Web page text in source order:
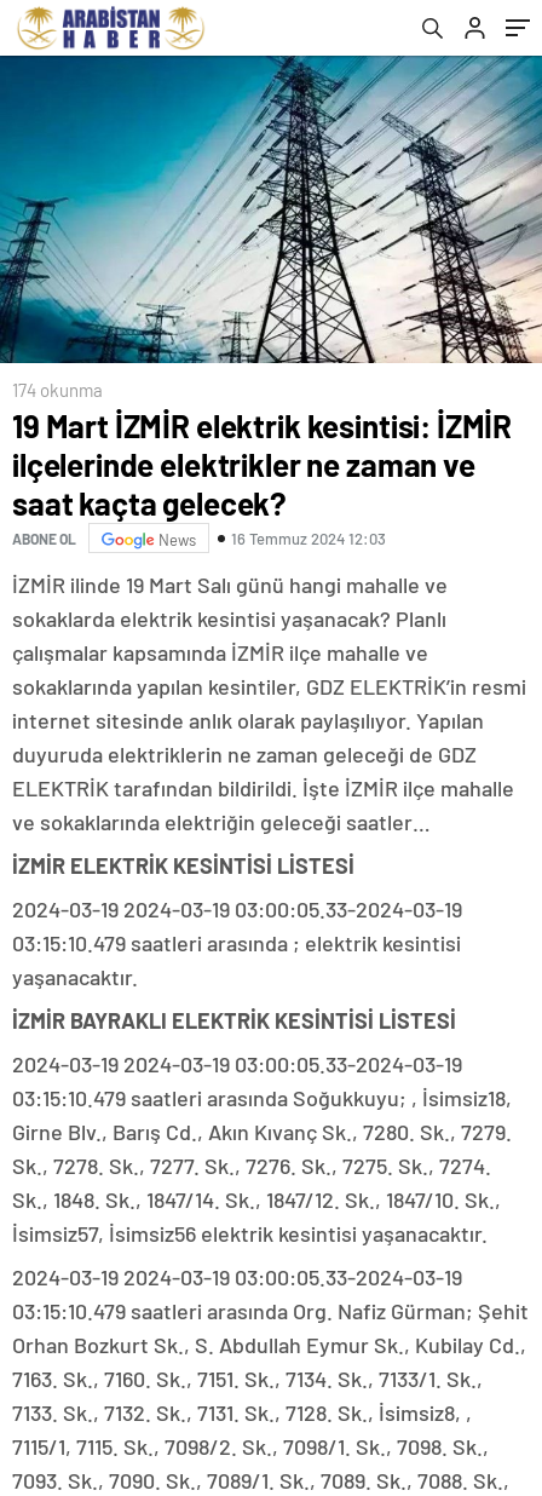
kaçta gelecek?
174 okunma
19 Mart İZMİR elektrik kesintisi: İZMİR
ilçelerinde elektrikler ne zaman ve
saat kaçta gelecek?
ABONE OL News 16 Temmuz 2024 12:03
İZMİR ilinde 19 Mart Salı günü hangi mahalle ve
sokaklarda elektrik kesintisi yaşanacak? Planlı
çalışmalar kapsamında İZMİR ilçe mahalle ve
sokaklarında yapılan kesintiler, GDZ ELEKTRİK’in resmi
internet sitesinde anlık olarak paylaşılıyor. Yapılan
duyuruda elektriklerin ne zaman geleceği de GDZ
ELEKTRİK tarafından bildirildi. İşte İZMİR ilçe mahalle
ve sokaklarında elektriğin geleceği saatler…
İZMİR ELEKTRİK KESİNTİSİ LİSTESİ
2024-03-19 2024-03-19 03:00:05.33-2024-03-19
03:15:10.479 saatleri arasında ; elektrik kesintisi
yaşanacaktır.
İZMİR BAYRAKLI ELEKTRİK KESİNTİSİ LİSTESİ
2024-03-19 2024-03-19 03:00:05.33-2024-03-19
03:15:10.479 saatleri arasında Soğukkuyu; , İsimsiz18,
Girne Blv., Barış Cd., Akın Kıvanç Sk., 7280. Sk., 7279.
Sk., 7278. Sk., 7277. Sk., 7276. Sk., 7275. Sk., 7274.
Sk., 1848. Sk., 1847/14. Sk., 1847/12. Sk., 1847/10. Sk.,
İsimsiz57, İsimsiz56 elektrik kesintisi yaşanacaktır.
2024-03-19 2024-03-19 03:00:05.33-2024-03-19
03:15:10.479 saatleri arasında Org. Nafiz Gürman; Şehit
Orhan Bozkurt Sk., S. Abdullah Eymur Sk., Kubilay Cd.,
7163. Sk., 7160. Sk., 7151. Sk., 7134. Sk., 7133/1. Sk.,
7133. Sk., 7132. Sk., 7131. Sk., 7128. Sk., İsimsiz8, ,
7115/1, 7115. Sk., 7098/2. Sk., 7098/1. Sk., 7098. Sk.,
7093. Sk., 7090. Sk., 7089/1. Sk., 7089. Sk., 7088. Sk.,